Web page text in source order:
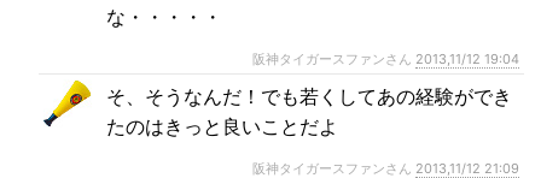
な・・・・・
阪神タイガースファンさん 2013,11/12 19:04
そ、そうなんだ！でも若くしてあの経験ができ
たのはきっと良いことだよ
阪神タイガースファンさん 2013,11/12 21:09